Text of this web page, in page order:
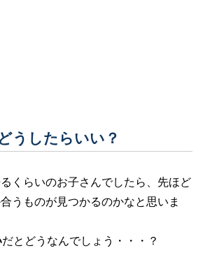
うしたらいい？
くらいのお子さんでしたら、先ほど
うものが見つかるのかなと思いま
だとどうなんでしょう・・・？